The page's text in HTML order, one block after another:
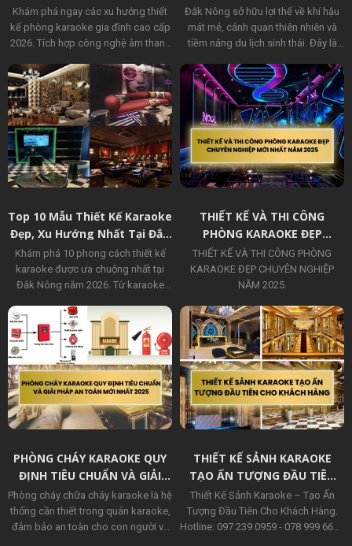
2026
Khám phá ngay các xu hướng thiết
kế phòng karaoke gia đình cao cấp
2026. Tích hợp công nghệ âm thanh
pháp tiêu âm chuẩn phòng thu từ Vũ
Gia Group.
Giải Trí Hiện Đại Và Cơ Hội
Đầu Tư Tiềm Năng
Đắk Nông sở hữu lợi thế về khí hậu
mát mẻ, cảnh quan thiên nhiên và
tiềm năng du lịch sinh thái. Đây là
mô hình quán bar hiện đại như bar
sân vườn, tropical bar và rooftop
bar, đáp ứng nhu cầu giải trí ngày
càng tăng của giới trẻ và khách du
lịch. Đồng thời, xu hướng đầu tư vào
không gian trải nghiệm đang mở ra
nhiều cơ hội kinh doanh hấp dẫn
cho ngành dịch vụ giải trí tại địa
Top 10 Mẫu Thiết Kế Karaoke
Đẹp, Xu Hướng Nhất Tại Đắk
Nông 2026
Khám phá 10 phong cách thiết kế
karaoke được ưa chuộng nhất tại
Đắk Nông năm 2026. Từ karaoke
cách Tây Nguyên độc đáo, giúp chủ
đầu tư tạo dấu ấn khác biệt, thu hút
khách hàng và nâng cao hiệu quả
kinh doanh.
THIẾT KẾ VÀ THI CÔNG
PHÒNG KARAOKE ĐẸP
CHUYÊN NGHIỆP MỚI NHẤT
NĂM 2025
THIẾT KẾ VÀ THI CÔNG PHÒNG
KARAOKE ĐẸP CHUYÊN NGHIỆP
NĂM 2025.
PHÒNG CHÁY KARAOKE QUY
ĐỊNH TIÊU CHUẨN VÀ GIẢI
PHÁP AN TOÀN MỚI NHẤT
2025
Phòng cháy chữa cháy karaoke là hệ
thống cần thiết trong quán karaoke,
đảm bảo an toàn cho con người và
THIẾT KẾ SẢNH KARAOKE
TẠO ẤN TƯỢNG ĐẦU TIÊN
CHO KHÁCH HÀNG
Thiết Kế Sảnh Karaoke – Tạo Ấn
Tượng Đầu Tiên Cho Khách Hàng.
Hotline: 097 239 0959 - 078 999 6639